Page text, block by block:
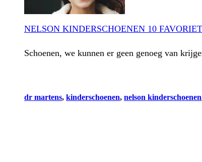
NELSON KINDERSCHOENEN 10
Schoenen, we kunnen er geen genoeg van
dr martens, kinderschoenen, nelson kinderschoenen